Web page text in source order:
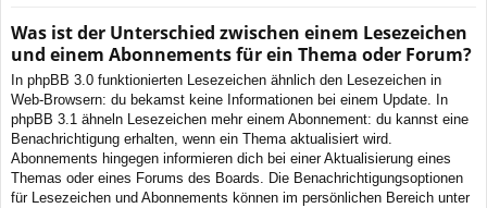
Was ist der Unterschied zwischen einem Lesezeichen
und einem Abonnements für ein Thema oder Forum?
In phpBB 3.0 funktionierten Lesezeichen ähnlich den Lesezeichen in
Web-Browsern: du bekamst keine Informationen bei einem Update. In
phpBB 3.1 ähneln Lesezeichen mehr einem Abonnement: du kannst eine
Benachrichtigung erhalten, wenn ein Thema aktualisiert wird.
Abonnements hingegen informieren dich bei einer Aktualisierung eines
Themas oder eines Forums des Boards. Die Benachrichtigungsoptionen
für Lesezeichen und Abonnements können im persönlichen Bereich unter